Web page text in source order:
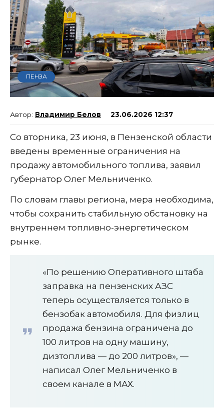
ПЕНЗА
Владимир Белов 23.06.2026 12:37
Со вторника, 23 июня, в Пензенской области
введены временные ограничения на
продажу автомобильного топлива, заявил
губернатор Олег Мельниченко.
По словам главы региона, мера необходима,
чтобы сохранить стабильную обстановку на
внутреннем топливно-энергетическом
рынке.
«По решению Оперативного штаба
заправка на пензенских АЗС
теперь осуществляется только в
бензобак автомобиля. Для физлиц
продажа бензина ограничена до
100 литров на одну машину,
дизтоплива — до 200 литров», —
написал Олег Мельниченко в
своем канале в МАХ.